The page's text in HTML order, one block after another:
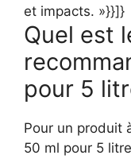
et impacts. »}}]}
Quel est
pour 5
Pour un produit
50 ml pour 5